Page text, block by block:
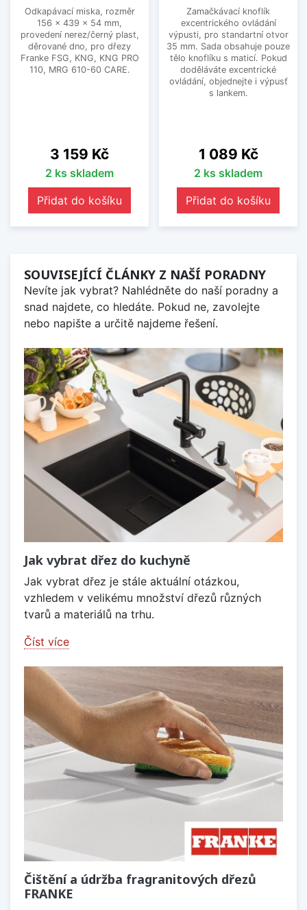
Odkapávací miska, rozměr
156 x 439 x 54 mm,
provedení nerez/černý plast,
děrované dno, pro dřezy
Franke FSG, KNG, KNG PRO
110, MRG 610-60 CARE.
Cena
3 159 Kč
2 ks skladem
Přidat do košíku
Zamačkávací knoflík
excentrického ovládání
výpusti, pro standartní otvor
35 mm. Sada obsahuje pouze
tělo knoflíku s maticí. Pokud
doděláváte excentrické
ovládání, objednejte i výpusť
s lankem.
Cena
1 089 Kč
2 ks skladem
Přidat do košíku
SOUVISEJÍCÍ ČLÁNKY Z NAŠÍ PORADNY
Nevíte jak vybrat? Nahlédněte do naší poradny a
snad najdete, co hledáte. Pokud ne, zavolejte
nebo napište a určitě najdeme řešení.
Jak vybrat dřez do kuchyně
Jak vybrat dřez je stále aktuální otázkou,
vzhledem v velikému množství dřezů různých
tvarů a materiálů na trhu.
Číst více
Čištění a údržba fragranitových dřezů
FRANKE